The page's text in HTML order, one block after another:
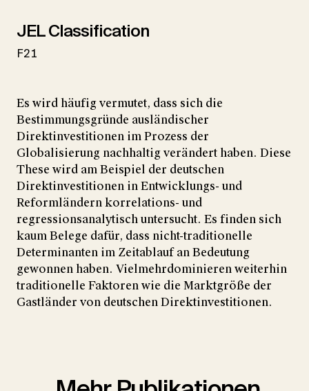
JEL Classification
F21
Es wird häufig vermutet, dass sich die
Bestimmungsgründe ausländischer
Direktinvestitionen im Prozess der
Globalisierung nachhaltig verändert haben. Diese
These wird am Beispiel der deutschen
Direktinvestitionen in Entwicklungs- und
Reformländern korrelations- und
regressionsanalytisch untersucht. Es finden sich
kaum Belege dafür, dass nicht-traditionelle
Determinanten im Zeitablauf an Bedeutung
gewonnen haben. Vielmehrdominieren weiterhin
traditionelle Faktoren wie die Marktgröße der
Gastländer von deutschen Direktinvestitionen.